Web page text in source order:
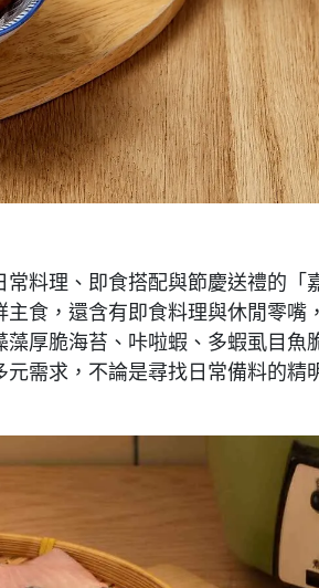
料理、即食搭配與節慶送禮的「
食，還含有即食料理與休閒零嘴
厚脆海苔、咔啦蝦、多蝦虱目魚
需求，不論是尋找日常備料的精